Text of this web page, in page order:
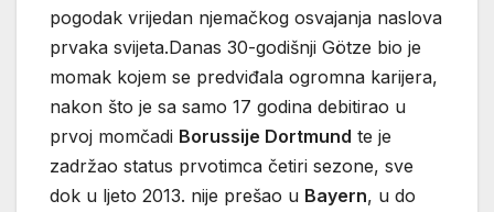
pogodak vrijedan njemačkog osvajanja naslova
prvaka svijeta.Danas 30-godišnji Götze bio je
momak kojem se predviđala ogromna karijera,
nakon što je sa samo 17 godina debitirao u
prvoj momčadi Borussije Dortmund te je
zadržao status prvotimca četiri sezone, sve
dok u ljeto 2013. nije prešao u Bayern, u do